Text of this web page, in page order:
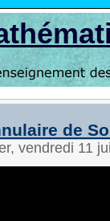
de
vendredi 11